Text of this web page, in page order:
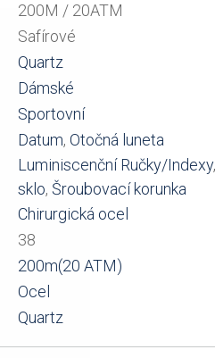
200M / 20ATM
Safírové
Quartz
Dámské
Sportovní
Datum, Otočná luneta
Luminiscenční Ručky/Indexy,
sklo, Šroubovací korunka
Chirurgická ocel
38
200m(20 ATM)
Ocel
Quartz